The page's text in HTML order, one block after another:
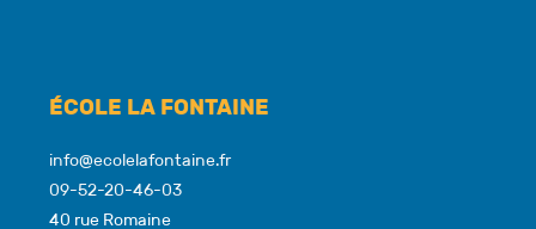
ÉCOLE LA FONTAINE
info@ecolelafontaine.fr
09-52-20-46-03
40 rue Romaine